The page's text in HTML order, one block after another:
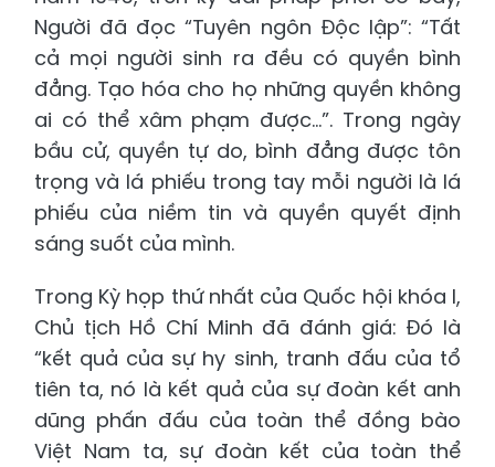
Người đã đọc “Tuyên ngôn Độc lập”: “Tất
cả mọi người sinh ra đều có quyền bình
đẳng. Tạo hóa cho họ những quyền không
ai có thể xâm phạm được...”. Trong ngày
bầu cử, quyền tự do, bình đẳng được tôn
trọng và lá phiếu trong tay mỗi người là lá
phiếu của niềm tin và quyền quyết định
sáng suốt của mình.
Trong Kỳ họp thứ nhất của Quốc hội khóa I,
Chủ tịch Hồ Chí Minh đã đánh giá: Đó là
“kết quả của sự hy sinh, tranh đấu của tổ
tiên ta, nó là kết quả của sự đoàn kết anh
dũng phấn đấu của toàn thể đồng bào
Việt Nam ta, sự đoàn kết của toàn thể